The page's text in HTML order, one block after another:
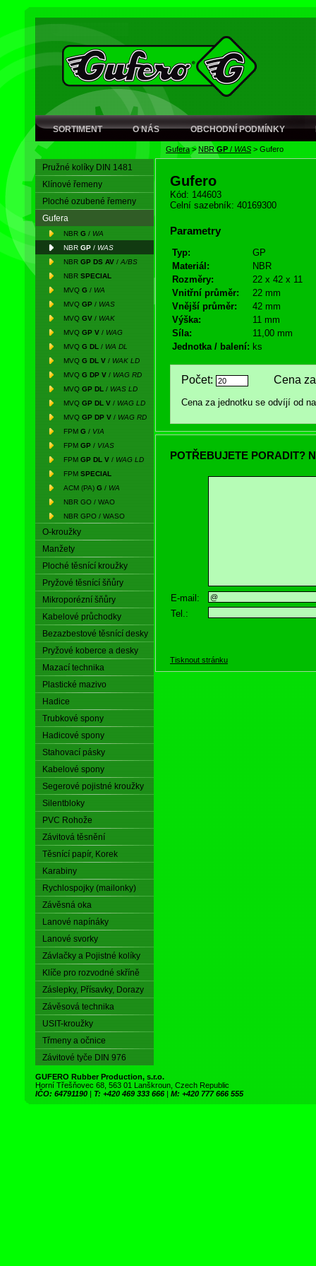
SORTIMENT O NÁS OBCHODNÍ PODMÍNKY
Gufera> NBRGP / WAS > Gufero
Pružné kolíky DIN 1481
Klínové řemeny
Ploché ozubené řemeny
Gufera
NBR G / WA
NBR GP / WAS
NBR GP DS AV / A/BS
NBR SPECIAL
MVQ G / WA
MVQ GP / WAS
MVQ GV / WAK
MVQ GP V / WAG
MVQ G DL / WA DL
MVQ G DL V / WAK LD
MVQ G DP V / WAG RD
MVQ GP DL / WAS LD
MVQ GP DL V / WAG LD
MVQ GP DP V / WAG RD
FPM G / VIA
FPM GP / VIAS
FPM GP DL V / WAG LD
FPM SPECIAL
ACM (PA) G / WA
NBR GO / WAO
NBR GPO / WASO
O-kroužky
Manžety
Ploché těsnící kroužky
Pryžové těsnící šňůry
Mikroporézní šňůry
Kabelové průchodky
Bezazbestové těsnící desky
Pryžové koberce a desky
Mazací technika
Plastické mazivo
Hadice
Trubkové spony
Hadicové spony
Stahovací pásky
Kabelové spony
Segerové pojistné kroužky
Silentbloky
PVC Rohože
Závitová těsnění
Těsnící papír, Korek
Karabiny
Rychlospojky (mailonky)
Závěsná oka
Lanové napínáky
Lanové svorky
Závlačky a Pojistné kolíky
Klíče pro rozvodné skříně
Záslepky, Přísavky, Dorazy
Závěsová technika
USIT-kroužky
Třmeny a očnice
Závitové tyče DIN 976
Gufero
Kód: 144603
Celní sazebník: 40169300
Parametry
Typ:
GP
Materiál:
NBR
Rozměry:
22 x 42 x 11
Vnitřní průměr:
22 mm
Vnější průměr:
42 mm
Výška:
11 mm
Síla:
11,00 mm
Jednotka / balení: ks
Počet: Cena za
Cena za jednotku se odvíjí od
POTŘEBUJETE PORADIT?
E-mail:
Tel.:
Tisknout stránku
GUFERO Rubber Production, s.r.o.
Horní Třešňovec 68, 563 01 Lanškroun, Czech Republic
IČO: 64791190 | T: +420 469 333 666 | M: +420 777 666 555